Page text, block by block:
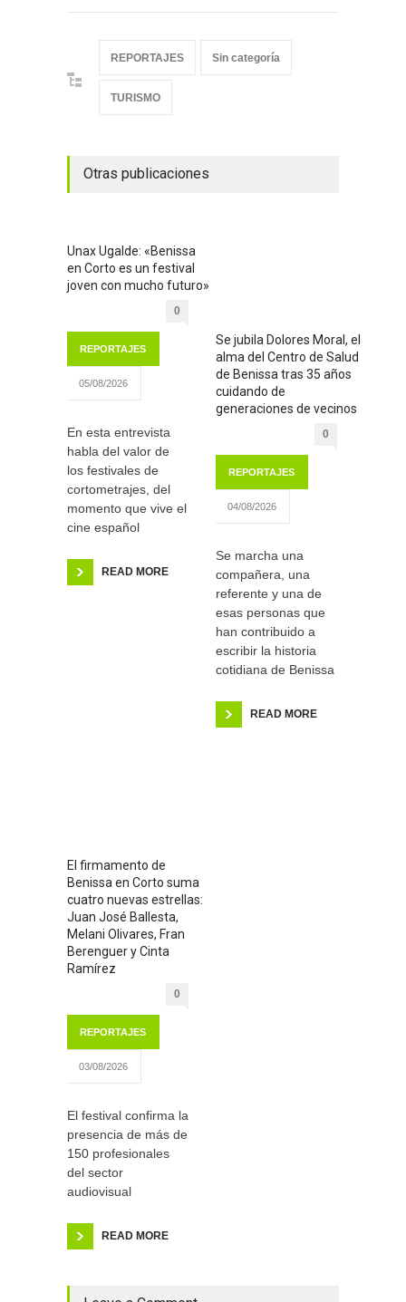
REPORTAJES Sin categoría
TURISMO
Otras publicaciones
Unax Ugalde: «Benissa
en Corto es un festival
joven con mucho futuro»
0
REPORTAJES
05/08/2026
En esta entrevista
habla del valor de
los festivales de
cortometrajes, del
momento que vive el
cine español
READ MORE
Se jubila Dolores Moral, el
alma del Centro de Salud
de Benissa tras 35 años
cuidando de
generaciones de vecinos
0
REPORTAJES
04/08/2026
Se marcha una
compañera, una
referente y una de
esas personas que
han contribuido a
escribir la historia
cotidiana de Benissa
READ MORE
El firmamento de
Benissa en Corto suma
cuatro nuevas estrellas:
Juan José Ballesta,
Melani Olivares, Fran
Berenguer y Cinta
Ramírez
0
REPORTAJES
03/08/2026
El festival confirma la
presencia de más de
150 profesionales
del sector
audiovisual
READ MORE